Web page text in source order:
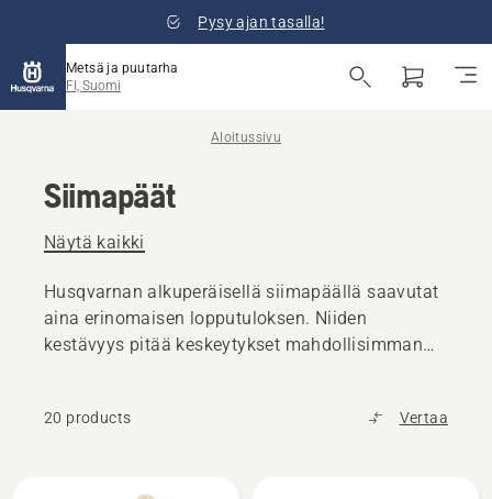
Pysy ajan tasalla!
Metsä ja puutarha
FI, Suomi
Aloitussivu
Siimapäät
Näytä kaikki
Husqvarnan alkuperäisellä siimapäällä saavutat
aina erinomaisen lopputuloksen. Niiden
kestävyys pitää keskeytykset mahdollisimman
20 products Vertaa